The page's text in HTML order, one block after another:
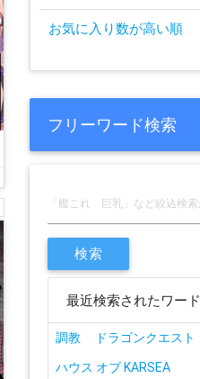
お気に入り数が高い順
フリーワード検索
最近検索されたワード
調教
ドラゴンクエスト
ハウス オブ KARSEA